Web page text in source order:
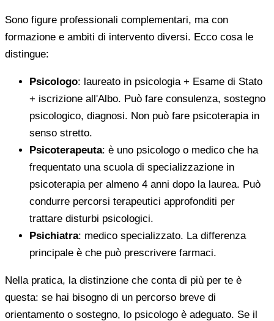
Sono figure professionali complementari, ma con
formazione e ambiti di intervento diversi. Ecco cosa le
distingue:
Psicologo: laureato in psicologia + Esame di Stato
+ iscrizione all'Albo. Può fare consulenza, sostegno
psicologico, diagnosi. Non può fare psicoterapia in
senso stretto.
Psicoterapeuta: è uno psicologo o medico che ha
frequentato una scuola di specializzazione in
psicoterapia per almeno 4 anni dopo la laurea. Può
condurre percorsi terapeutici approfonditi per
trattare disturbi psicologici.
Psichiatra: medico specializzato. La differenza
principale è che può prescrivere farmaci.
Nella pratica, la distinzione che conta di più per te è
questa: se hai bisogno di un percorso breve di
orientamento o sostegno, lo psicologo è adeguato. Se il